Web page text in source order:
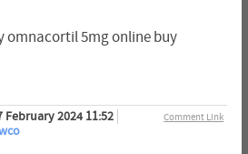
omnacortil 5mg online buy
Comment Link
February 2024 11:52